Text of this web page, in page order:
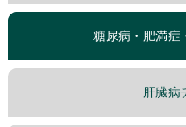
糖尿病・肥満症
肝臓病